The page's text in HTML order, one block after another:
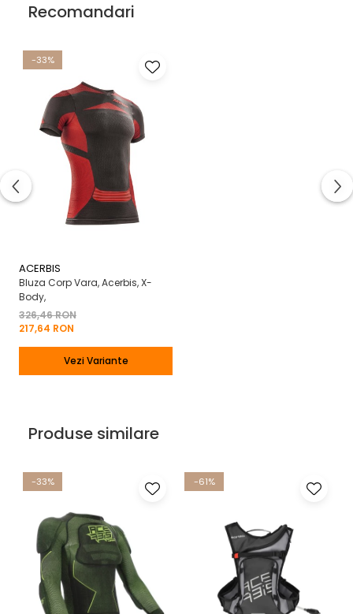
Recomandari
-33%
ACERBIS
Bluza Corp Vara, Acerbis, X-
Body,
326,46 RON
217,64 RON
Vezi Variante
Produse similare
-33% -61%